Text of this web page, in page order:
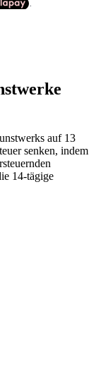
auf 13
senken, indem
14-tägige